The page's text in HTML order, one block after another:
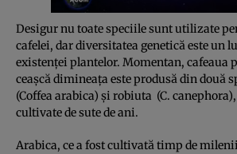
Desigur nu toate speciile sunt utilizate
cafelei, dar diversitatea genetică este un
existenţei plantelor. Momentan, cafeaua
ceaşcă dimineaţa este produsă din două
(Coffea arabica) şi robiuta (C.
cultivate de sute de ani.
Arabica, ce a fost cultivată timp de